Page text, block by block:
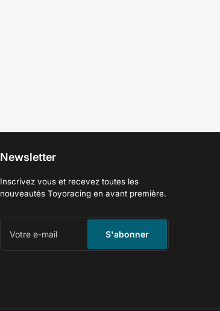
Newsletter
Inscrivez vous et recevez toutes les
nouveautés Toyoracing en avant première.
S'abonner